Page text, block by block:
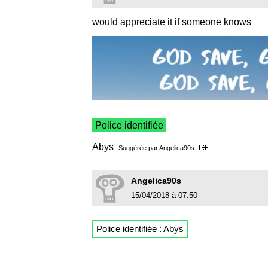
would appreciate it if someone knows
Police identifiée
Abys Suggérée parAngelica90s
Angelica90s
15/04/2018 à 07:50
Police identifiée : Abys